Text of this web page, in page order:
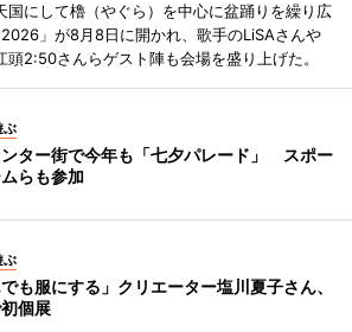
国にして櫓（やぐら）を中心に盆踊りを繰り広
」が8月8日に開かれ、歌手のLiSAさんや
2:50さんらゲスト陣も会場を盛り上げた。
ぶ
ター街で今年も「七夕パレード」 スポー
らも参加
ぶ
でも服にする」クリエーター塩川夏子さん、
個展